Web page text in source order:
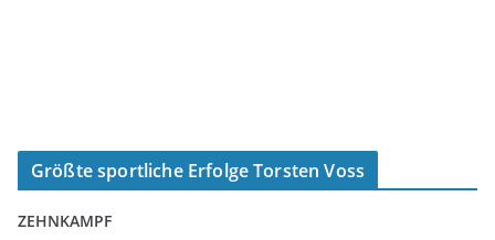
Größte sportliche Erfolge Torsten Voss
ZEHNKAMPF